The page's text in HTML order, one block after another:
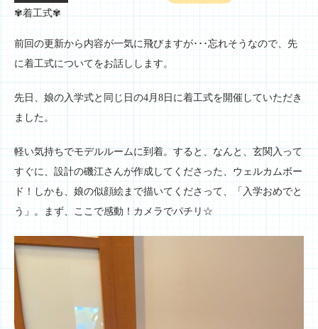
✾着工式✾
前回の更新から内容が一気に飛びますが･･･忘れそうなので、先
に着工式についてをお話しします。
先日、娘の入学式と同じ日の4月8日に着工式を開催していただき
ました。
軽い気持ちでモデルルームに到着。すると、なんと、玄関入って
すぐに、設計の磯江さんが作成してくださった、ウェルカムボー
ド！しかも、娘の似顔絵まで描いてくださって、「入学おめでと
う」。まず、ここで感動！カメラでパチリ☆